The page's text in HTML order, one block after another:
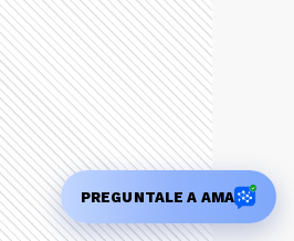
PREGUNTALE A AMA